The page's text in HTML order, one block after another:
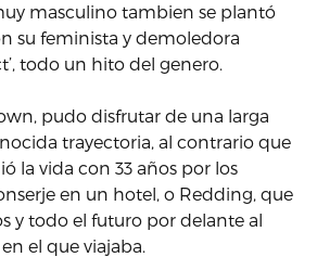
masculino tambien se plantó
su feminista y demoledora
todo un hito del genero.
pudo disfrutar de una larga
trayectoria, al contrario que
la vida con 33 años por los
en un hotel, o Redding, que
y todo el futuro por delante al
el que viajaba.